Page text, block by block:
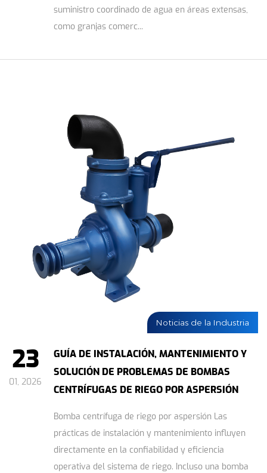
suministro coordinado de agua en áreas extensas,
como granjas comerc...
Noticias de la Industria
23
01, 2026
GUÍA DE INSTALACIÓN, MANTENIMIENTO Y
SOLUCIÓN DE PROBLEMAS DE BOMBAS
CENTRÍFUGAS DE RIEGO POR ASPERSIÓN
Bomba centrífuga de riego por aspersión Las
prácticas de instalación y mantenimiento influyen
directamente en la confiabilidad y eficiencia
operativa del sistema de riego. Incluso una bomba